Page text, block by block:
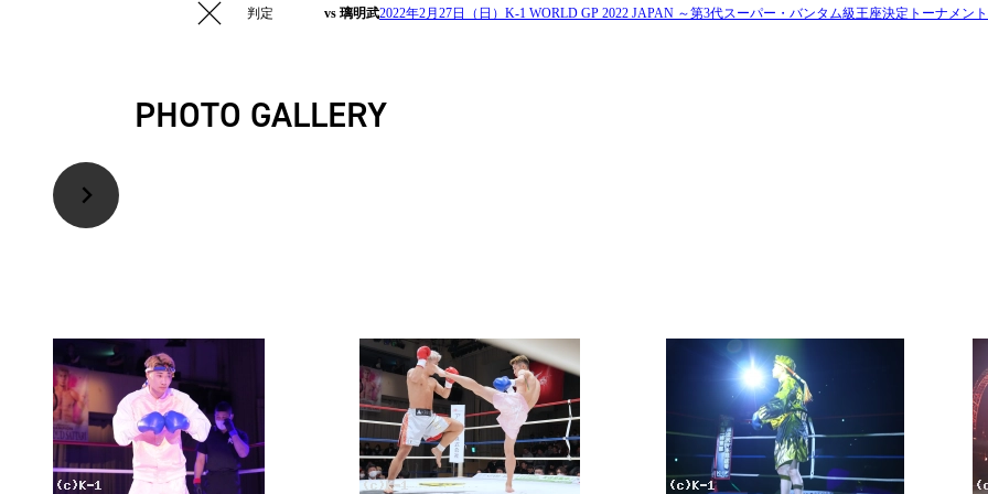
判定 vs 璃明武2022年2月27日（日）K-1 WORLD GP 2022 JAPAN ～第3代スーパー・バンタム級王座決定トーナメン
PHOTO GALLERY